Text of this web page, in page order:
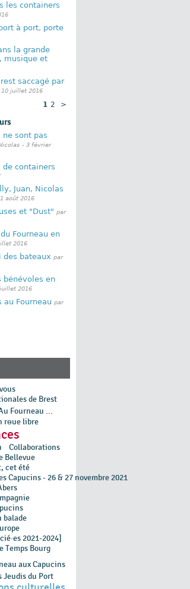
les containers
à port, porte
la grande
musique et
saccagé par
10 juillet 2016
1 2 >
ne sont pas
- 3 février
de containers
Juan, Nicolas
août 2016
et "Dust" par
Fourneau en
2016
des bateaux par
bénévoles en
2016
au Fourneau par
de Brest
Fourneau ...
rɵue libre
Collaborations
Bellevue
cet été
Capucins - 26 & 27 novembre 2021
balade
2021-2024]
Temps Bourg
aux Capucins
Jeudis du Port